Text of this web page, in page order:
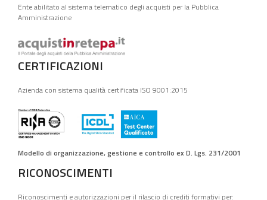
Ente abilitato al sistema telematico degli acquisti per la Pubblica
Amministrazione
CERTIFICAZIONI
Azienda con sistema qualità certificata ISO 9001:2015
Modello di organizzazione, gestione e controllo ex D. Lgs. 231/2001
RICONOSCIMENTI
Riconoscimenti e autorizzazioni per il rilascio di crediti formativi per: